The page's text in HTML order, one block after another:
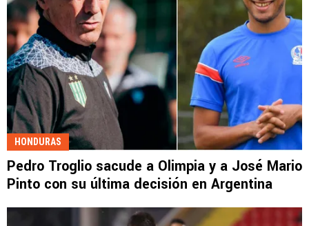
HONDURAS
Pedro Troglio sacude a Olimpia y a José Mario
Pinto con su última decisión en Argentina